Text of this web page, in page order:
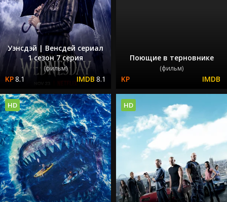
Уэнсдэй | Венсдей сериал
1 сезон 7 серия
(фильм)
8.1 8.1
Поющие в терновнике
(фильм)
HD HD